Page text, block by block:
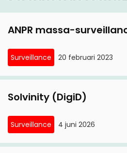
ANPR massa-
Surveillance 20 februari 2023
Solvinity (DigiD)
Surveillance 4 juni 2026